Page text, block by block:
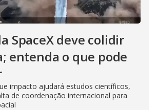
SpaceX deve colidir
entenda o que pode
impacto ajudará estudos científicos,
de coordenação internacional para